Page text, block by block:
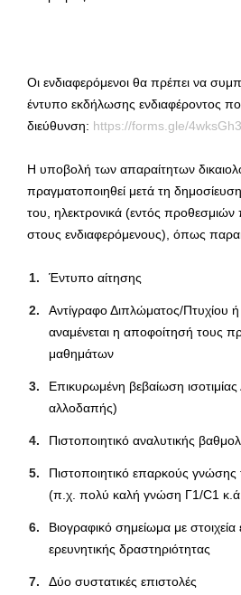
Οι ενδιαφερόμενοι θα πρέπει να
έντυπο εκδήλωσης ενδιαφέροντος
διεύθυνση: https://forms.gle/
Η υποβολή των απαραίτητων
πραγματοποιηθεί μετά τη
του, ηλεκτρονικά (εντός
στους ενδιαφερόμενους), όπως
Έντυπο αίτησης
Αντίγραφο Διπλώματος/Πτυχίου
αναμένεται η αποφοίτησή τους
μαθημάτων
Επικυρωμένη βεβαίωση
αλλοδαπής)
Πιστοποιητικό αναλυτικής
Πιστοποιητικό επαρκούς
(π.χ. πολύ καλή γνώση Γ1/C1
Βιογραφικό σημείωμα με στοιχεία
ερευνητικής δραστηριότητας
Δύο συστατικές επιστολές